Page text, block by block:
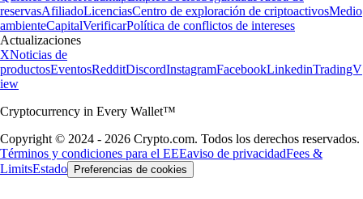
reservasAfiliadoLicenciasCentro de exploración de criptoactivosMedio
ambienteCapitalVerificarPolítica de conflictos de intereses
Actualizaciones
XNoticias de
productosEventosRedditDiscordInstagramFacebookLinkedinTradingV
iew
Cryptocurrency in Every Wallet™
Copyright © 2024 - 2026 Crypto.com. Todos los derechos reservados.
Términos y condiciones para el EEEaviso de privacidadFees &
LimitsEstado Preferencias de cookies